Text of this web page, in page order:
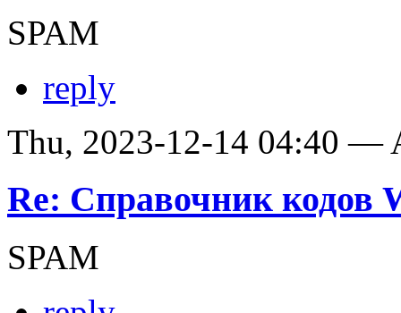
SPAM
reply
Thu, 2023-12-14 04:40 —
Re: Справочник кодов
SPAM